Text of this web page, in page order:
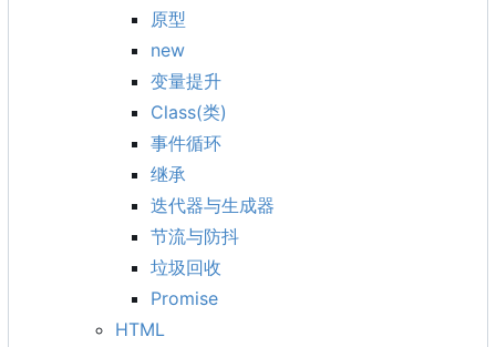
原型
new
变量提升
Class(类)
事件循环
继承
迭代器与生成器
节流与防抖
垃圾回收
Promise
HTML